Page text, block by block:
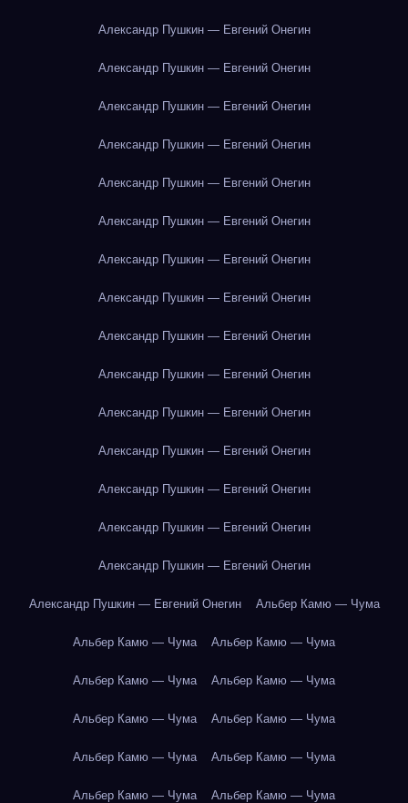
Александр Пушкин — Евгений Онегин
Александр Пушкин — Евгений Онегин
Александр Пушкин — Евгений Онегин
Александр Пушкин — Евгений Онегин
Александр Пушкин — Евгений Онегин
Александр Пушкин — Евгений Онегин
Александр Пушкин — Евгений Онегин
Александр Пушкин — Евгений Онегин
Александр Пушкин — Евгений Онегин
Александр Пушкин — Евгений Онегин
Александр Пушкин — Евгений Онегин
Александр Пушкин — Евгений Онегин
Александр Пушкин — Евгений Онегин
Александр Пушкин — Евгений Онегин
Александр Пушкин — Евгений Онегин
Александр Пушкин — Евгений Онегин Альбер Камю — Чума
Альбер Камю — Чума Альбер Камю — Чума
Альбер Камю — Чума Альбер Камю — Чума
Альбер Камю — Чума Альбер Камю — Чума
Альбер Камю — Чума Альбер Камю — Чума
Альбер Камю — Чума Альбер Камю — Чума